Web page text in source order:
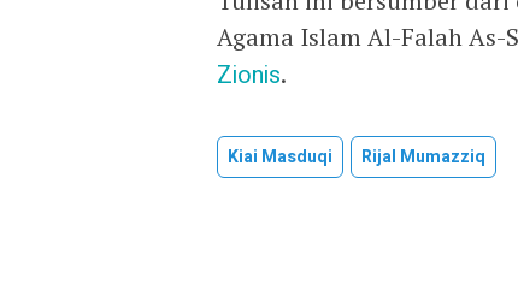
Agama Islam Al-Falah As-
Zionis.
Kiai Masduqi Rijal Mumazziq